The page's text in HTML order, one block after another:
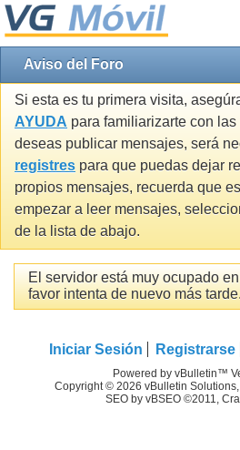
Aviso del Foro
Si esta es tu primera visita,
AYUDA para familiarizarte con
deseas publicar mensajes, será
registres para que puedas dejar
propios mensajes, recuerda que
empezar a leer mensajes,
de la lista de abajo.
El servidor está muy ocupado
favor intenta de nuevo más tarde.
Iniciar Sesión Registrarse
Powered by vBulletin™
Copyright © 2026 vBulletin Solutions,
SEO by vBSEO ©2011,